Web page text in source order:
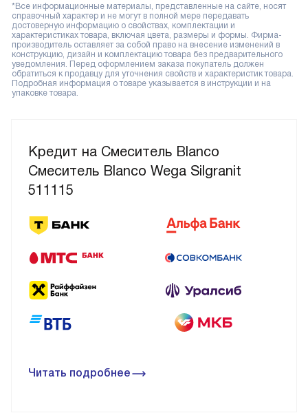
Кредит на Смеситель Blanco
Смеситель Blanco Wega Silgranit
511115
Читать подробнее
*Все информационные материалы, представленные на сайте, носят
справочный характер и не могут в полной мере передавать
достоверную информацию о свойствах, комплектации и
характеристиках товара, включая цвета, размеры и формы. Фирма-
производитель оставляет за собой право на внесение изменений в
конструкцию, дизайн и комплектацию товара без предварительного
уведомления. Перед оформлением заказа покупатель должен
обратиться к продавцу для уточнения свойств и характеристик товара.
Подробная информация о товаре указывается в инструкции и на
упаковке товара.